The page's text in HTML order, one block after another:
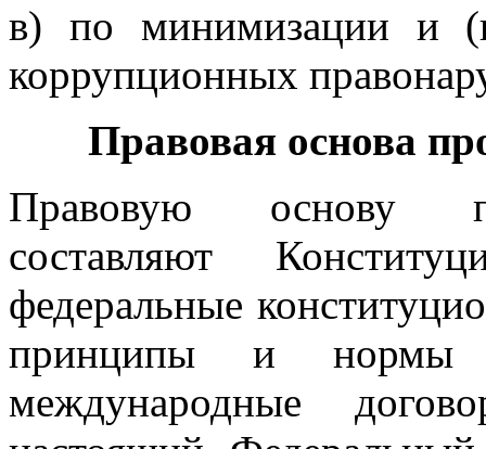
в) по минимизации и
коррупционных
Правовая основа
Правовую основу
составляют
федеральные
принципы и нормы
международные